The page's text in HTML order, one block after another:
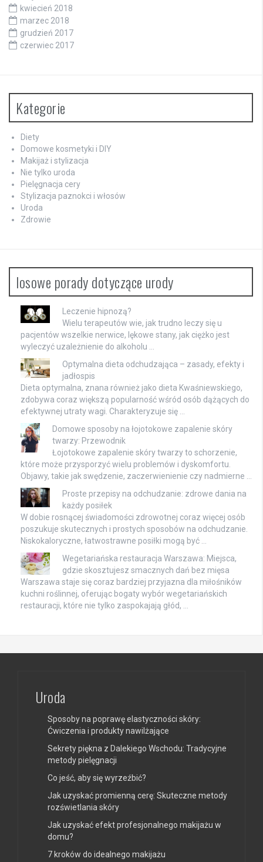
kwiecień 2018
marzec 2018
grudzień 2017
czerwiec 2017
Kategorie
Diety
Domowe kosmetyki i DIY
Makijaż i stylizacja
Nie tylko uroda
Pielęgnacja cery
Stylizacja paznokci i włosów
Uroda
Zdrowie
losowe porady dotyczące urody
Leczenie hipnozą?
Wielu terapeutów wie, jak trudno leczy się u
pacjentów wszelkie nerwice, lękowe stany, jak ciężko jest
wyleczyć uzależnienie do alkoholu …
Optymalna dieta odchudzająca – zasady, efekty i
jadłospis
Dieta optymalna, znana również jako dieta Kwaśniewskiego,
zdobywa coraz większą popularność wśród osób dążących do
efektywnej utraty wagi. Charakteryzuje się …
Domowe sposoby na łojotokowe zapalenie skóry
twarzy: Przewodnik
Łojotokowe zapalenie skóry twarzy to schorzenie,
które może przysporzyć wielu problemów i dyskomfortu.
Objawy, takie jak swędzenie, zaczerwienienie czy nadmierne …
Proste przepisy na odchudzanie: zdrowe dania na
każdy posiłek
W dobie rosnącej świadomości zdrowotnej coraz więcej osób
poszukuje skutecznych i prostych sposobów na odchudzanie.
Niskokaloryczne, łatwostrawne posiłki mogą być …
Wegetariańska restauracja Warszawa: Miejsca,
gdzie skosztujesz smacznych dań bez mięsa
Warszawa staje się coraz bardziej przyjazna dla miłośników
kuchni roślinnej, oferując bogaty wybór wegetariańskich
restauracji, które nie tylko zaspokajają głód, …
Uroda
Sposoby na poprawę elastyczności skóry:
Ćwiczenia i produkty nawilżające
Sekrety piękna z Dalekiego Wschodu: Tradycyjne
metody pielęgnacji
Co jeść, aby się wyrzeźbić?
Jak uzyskać promienną cerę: Skuteczne metody
rozświetlania skóry
Jak uzyskać efekt profesjonalnego makijażu w
domu?
7 kroków do idealnego makijażu